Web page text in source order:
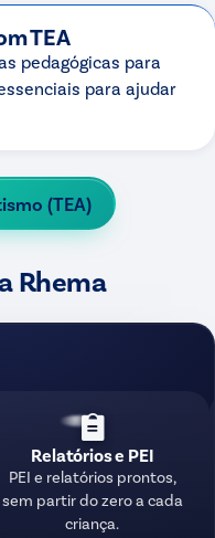
TEA
pedagógicas para
para ajudar
(TEA)
Rhema
Relatórios e PEI
PEI e relatórios prontos,
sem partir do zero a cada
criança.